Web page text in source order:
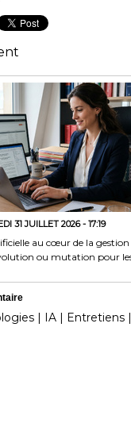
31 JUILLET 2026 - 17:19
au cœur de la gestion
ou mutation pour
| IA | Entretiens |